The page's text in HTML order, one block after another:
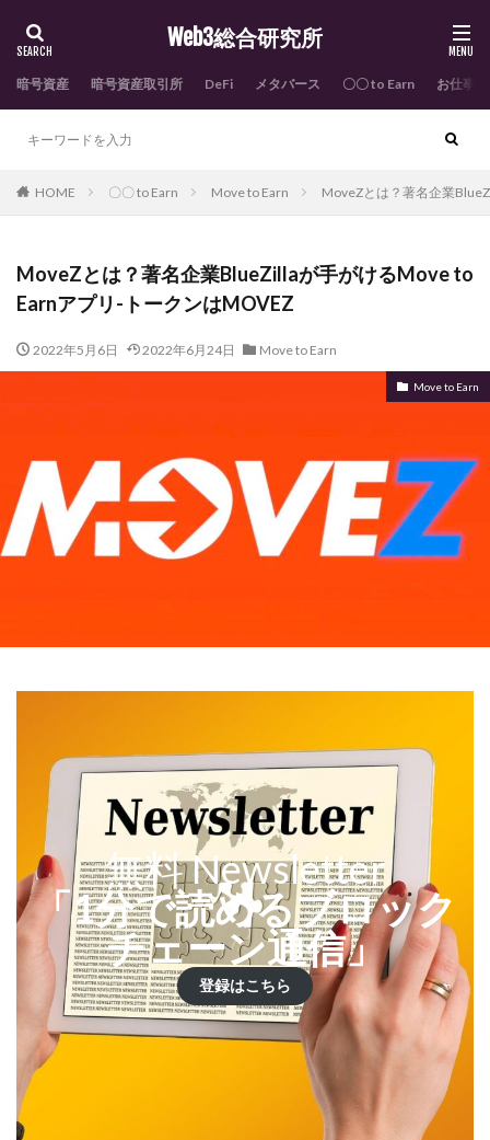
Web3総合研究所
暗号資産 暗号資産取引所 DeFi メタバース 〇〇 to Earn お仕事
HOME 〇〇 to Earn Move to Earn MoveZとは？著名企業
MoveZとは？著名企業BlueZillaが手がけるMove to
Earnアプリ-トークンはMOVEZ
2022年5月6日 2022年6月24日 Move to Earn
Move to Earn
無料 Newsletter
「1分で読めるブロック
チェーン通信」
登録はこちら